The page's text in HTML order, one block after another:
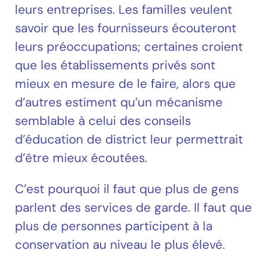
leurs entreprises. Les familles veulent
savoir que les fournisseurs écouteront
leurs préoccupations; certaines croient
que les établissements privés sont
mieux en mesure de le faire, alors que
d’autres estiment qu’un mécanisme
semblable à celui des conseils
d’éducation de district leur permettrait
d’être mieux écoutées.
C’est pourquoi il faut que plus de gens
parlent des services de garde. Il faut que
plus de personnes participent à la
conservation au niveau le plus élevé.